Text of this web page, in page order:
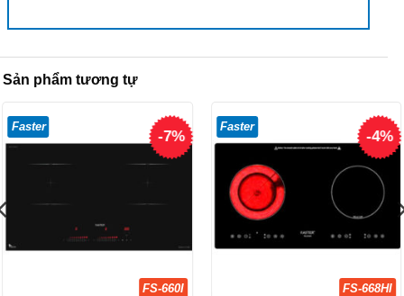
Sản phẩm tương tự
-7%
Faster
FS-660I
-4%
Faster
FS-668HI